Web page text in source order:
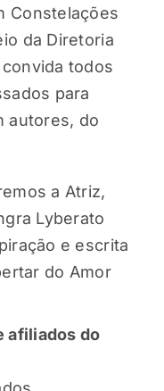
Constelações
da Diretoria
todos
para
autores, do
a Atriz,
Lyberato
e escrita
do Amor
afiliados do